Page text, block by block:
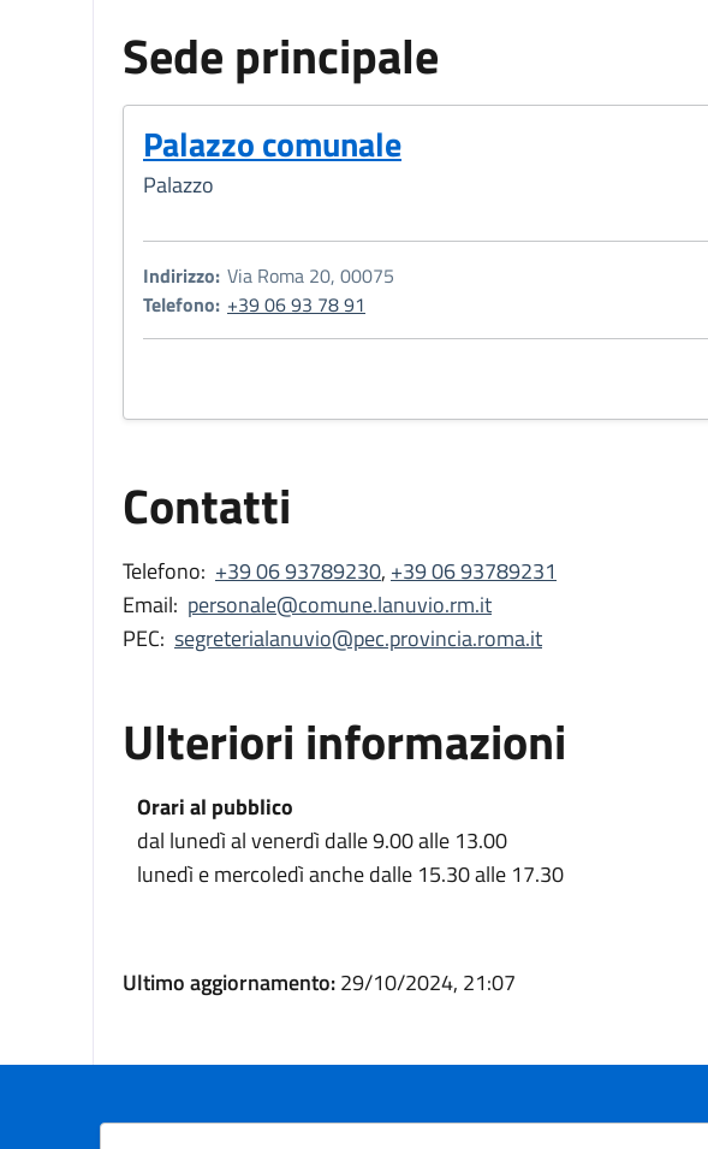
Sede principale
Palazzo comunale
Palazzo
Indirizzo: Via Roma 20, 00075
Telefono: +39 06 93 78 91
Contatti
Telefono: +39 06 93789230, +39 06 93789231
Email: personale@comune.lanuvio.rm.it
PEC: segreterialanuvio@pec.provincia.roma.it
Ulteriori informazioni
Orari al pubblico
dal lunedì al venerdì dalle 9.00 alle 13.00
lunedì e mercoledì anche dalle 15.30 alle 17.30
Ultimo aggiornamento:29/10/2024, 21:07